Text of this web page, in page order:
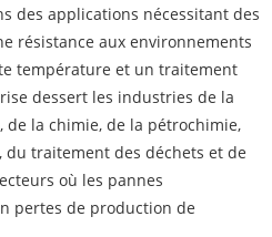
des applications nécessitant des
résistance aux environnements
température et un traitement
dessert les industries de la
la chimie, de la pétrochimie,
traitement des déchets et de
où les pannes
pertes de production de